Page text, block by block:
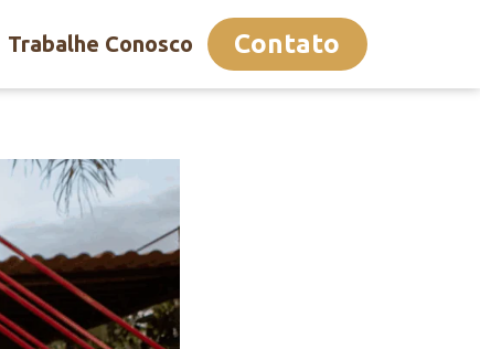
Trabalhe Conosco Contato